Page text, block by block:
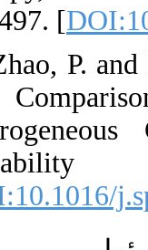
‎491-
29.
on
[